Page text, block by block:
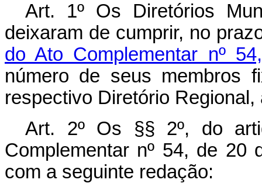
Art. 1º Os Diretórios
deixa­ram de cumprir, no
do Ato Comple­mentar nº
número de seus membros
respectivo Diretório
Art. 2º Os §§ 2º, do
Complemen­tar nº 54, de 20
com a seguinte redação: